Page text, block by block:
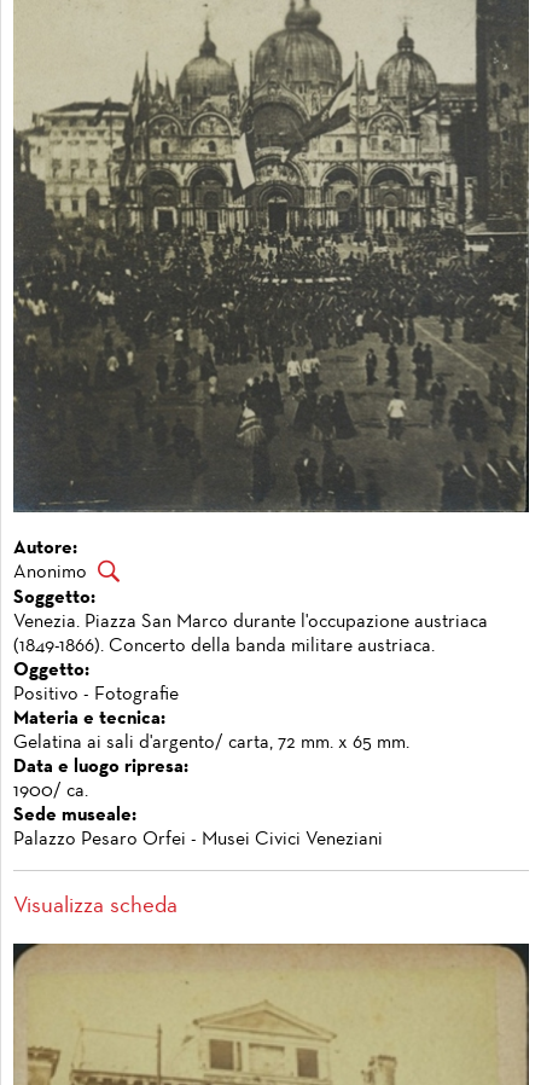
Autore:
Anonimo
Soggetto:
Venezia. Piazza San Marco durante l'occupazione austriaca
(1849-1866). Concerto della banda militare austriaca.
Oggetto:
Positivo - Fotografie
Materia e tecnica:
Gelatina ai sali d'argento/ carta, 72 mm. x 65 mm.
Data e luogo ripresa:
1900/ ca.
Sede museale:
Palazzo Pesaro Orfei - Musei Civici Veneziani
Visualizza scheda